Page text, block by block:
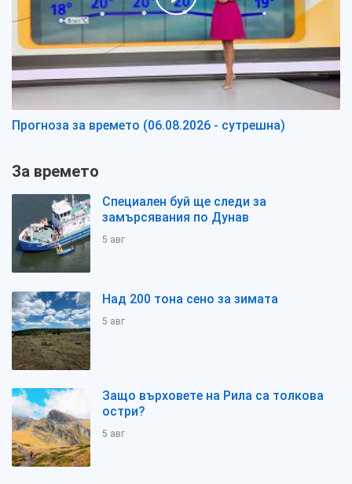
Прогноза за времето (06.08.2026 - сутрешна)
За времето
Специален буй ще следи за
замърсявания по Дунав
5 авг
Над 200 тона сено за зимата
5 авг
Защо върховете на Рила са толкова
остри?
5 авг